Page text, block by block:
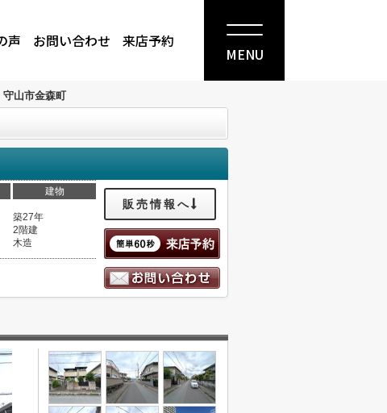
声 お問い合わせ 来店予約
MENU
守山市金森町
建物
築27年
2階建
木造
販売情報へ